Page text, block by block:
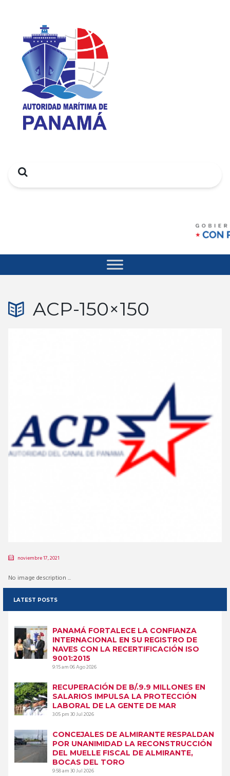
Search
ACP-150×150
noviembre 17, 2021
No image description ...
LATEST POSTS
PANAMÁ FORTALECE LA CONFIANZA
INTERNACIONAL EN SU REGISTRO DE
NAVES CON LA RECERTIFICACIÓN ISO
9001:2015
9:15 am06 Ago 2026
RECUPERACIÓN DE B/.9.9 MILLONES EN
SALARIOS IMPULSA LA PROTECCIÓN
LABORAL DE LA GENTE DE MAR
3:05 pm30 Jul 2026
CONCEJALES DE ALMIRANTE RESPALDAN
POR UNANIMIDAD LA RECONSTRUCCIÓN
DEL MUELLE FISCAL DE ALMIRANTE,
BOCAS DEL TORO
9:58 am30 Jul 2026